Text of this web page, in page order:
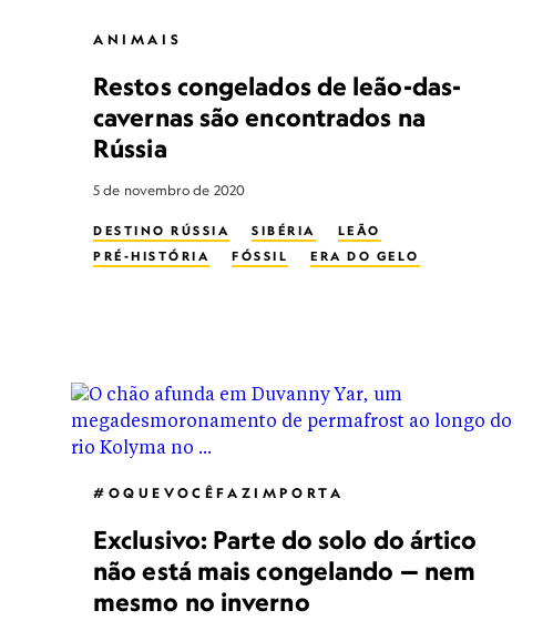
ANIMAIS
Restos congelados de leão-das-
cavernas são encontrados na
Rússia
5 de novembro de 2020
DESTINO RÚSSIA SIBÉRIA
LEÃO
PRÉ-HISTÓRIA
FÓSSIL ERA DO GELO
#OQUEVOCÊFAZIMPORTA
Exclusivo: Parte do solo do ártico
não está mais congelando — nem
mesmo no inverno